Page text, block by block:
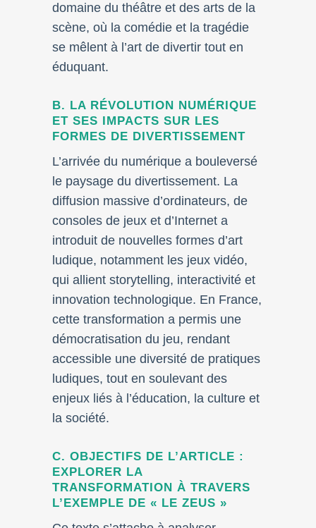
domaine du théâtre et des arts de la
scène, où la comédie et la tragédie
se mêlent à l’art de divertir tout en
éduquant.
B. LA RÉVOLUTION NUMÉRIQUE
ET SES IMPACTS SUR LES
FORMES DE DIVERTISSEMENT
L’arrivée du numérique a bouleversé
le paysage du divertissement. La
diffusion massive d’ordinateurs, de
consoles de jeux et d’Internet a
introduit de nouvelles formes d’art
ludique, notamment les jeux vidéo,
qui allient storytelling, interactivité et
innovation technologique. En France,
cette transformation a permis une
démocratisation du jeu, rendant
accessible une diversité de pratiques
ludiques, tout en soulevant des
enjeux liés à l’éducation, la culture et
la société.
C. OBJECTIFS DE L’ARTICLE :
EXPLORER LA
TRANSFORMATION À TRAVERS
L’EXEMPLE DE « LE ZEUS »